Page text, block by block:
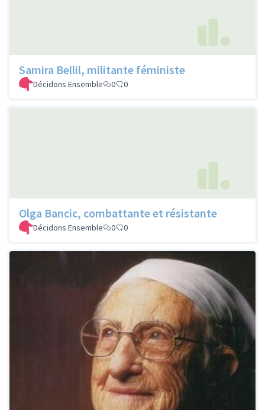
Samira Bellil, militante féministe
Décidons Ensemble 0 0
Olga Bancic, combattante et résistante
Décidons Ensemble 0 0